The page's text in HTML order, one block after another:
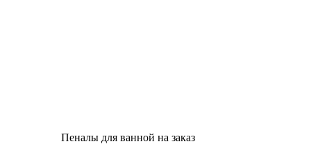
Пеналы для ванной на заказ